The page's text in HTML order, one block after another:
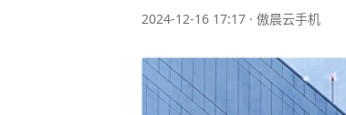
2024-12-16 17:17 · 傲晨云手机